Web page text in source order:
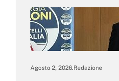
Agosto 2, 2026.Redazione